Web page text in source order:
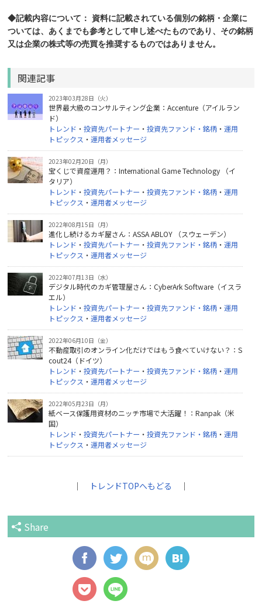
◆記載内容について： 資料に記載されている個別の銘柄・企業に
ついては、あくまでも参考として申し述べたものであり、その銘柄
又は企業の株式等の売買を推奨するものではありません。
関連記事
2023年03月28日（火）
世界最大級のコンサルティング企業：Accenture（アイルラン
ド）
トレンド ・投資先パートナー ・投資先ファンド・銘柄 ・運用
トピックス ・運用者メッセージ
2023年02月20日（月）
宝くじで資産運用？：International Game Technology （イ
タリア）
トレンド ・投資先パートナー ・投資先ファンド・銘柄 ・運用
トピックス ・運用者メッセージ
2022年08月15日（月）
進化し続けるカギ屋さん：ASSA ABLOY （スウェーデン）
トレンド ・投資先パートナー ・投資先ファンド・銘柄 ・運用
トピックス ・運用者メッセージ
2022年07月13日（水）
デジタル時代のカギ管理屋さん：CyberArk Software（イスラ
エル）
トレンド ・投資先パートナー ・投資先ファンド・銘柄 ・運用
トピックス ・運用者メッセージ
2022年06月10日（金）
不動産取引のオンライン化だけではもう食べていけない？：S
cout24（ドイツ）
トレンド ・投資先パートナー ・投資先ファンド・銘柄 ・運用
トピックス ・運用者メッセージ
2022年05月23日（月）
紙ベース保護用資材のニッチ市場で大活躍！：Ranpak（米
国）
トレンド ・投資先パートナー ・投資先ファンド・銘柄 ・運用
トピックス ・運用者メッセージ
｜ トレンドTOPへもどる ｜
Share